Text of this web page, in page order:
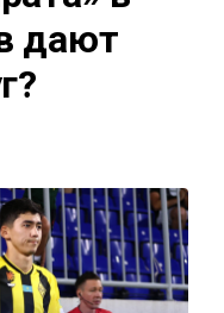
дают